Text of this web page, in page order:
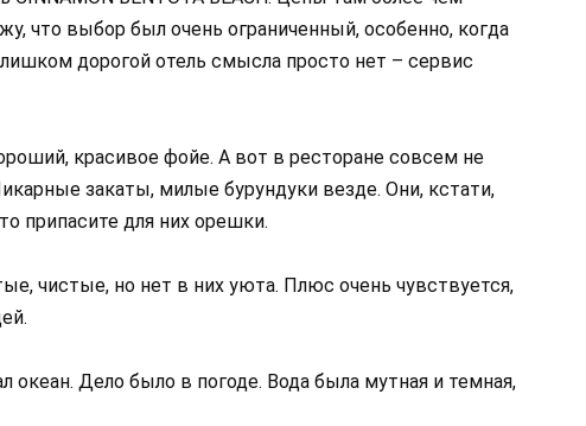
что выбор был очень ограниченный, особенно, когда
дорогой отель смысла просто нет – сервис
красивое фойе. А вот в ресторане совсем не
закаты, милые бурундуки везде. Они, кстати,
припасите для них орешки.
чистые, но нет в них уюта. Плюс очень чувствуется,
Дело было в погоде. Вода была мутная и темная,